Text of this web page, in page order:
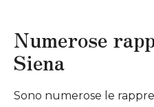
Numerose
Siena
Sono numerose le